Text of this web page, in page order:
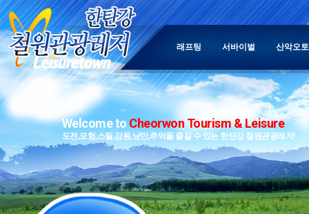
Welcome to Cheorwon Tourism & Leisure
도전,모험,스릴,감동,낭만,추억을 즐길 수 있는 한탄강 철원관광레저!
래프팅 서바이벌 산악오